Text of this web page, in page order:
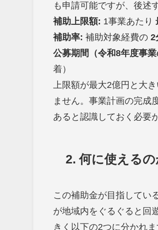
も申請可能ですが、後述
補助上限額: 1事業あたり
補助率: 補助対象経費の2
公募期間（令和8年度事
着）
上限額が最大2億円と大
ません。事業計画の完成
あると認識しておく必要
2. 何に使える
この補助金が目指してい
が地域内をぐるぐると回
きく以下の2つに分かれま